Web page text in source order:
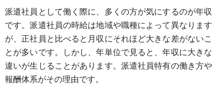
派遣社員として働く際に、多くの方が気にするのが年収
です。派遣社員の時給は地域や職種によって異なります
が、正社員と比べると月収にそれほど大きな差がないこ
とが多いです。しかし、年単位で見ると、年収に大きな
違いが生じることがあります。派遣社員特有の働き方や
報酬体系がその理由です。